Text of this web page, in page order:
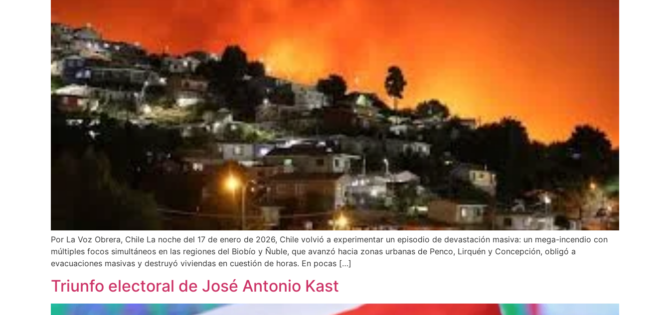
Por La Voz Obrera, Chile La noche del 17 de enero de 2026, Chile volvió a experimentar un episodio de devastación masiva: un mega-incendio con
múltiples focos simultáneos en las regiones del Biobío y Ñuble, que avanzó hacia zonas urbanas de Penco, Lirquén y Concepción, obligó a
evacuaciones masivas y destruyó viviendas en cuestión de horas. En pocas […]
Triunfo electoral de José Antonio Kast